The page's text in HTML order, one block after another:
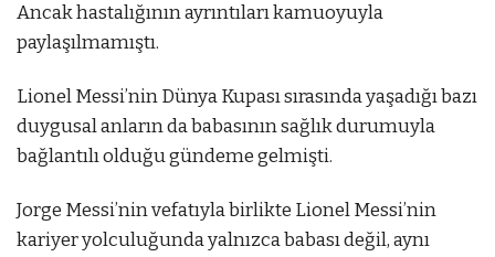
Ancak hastalığının ayrıntıları kamuoyuyla
paylaşılmamıştı.
Lionel Messi’nin Dünya Kupası sırasında yaşadığı bazı
duygusal anların da babasının sağlık durumuyla
bağlantılı olduğu gündeme gelmişti.
Jorge Messi’nin vefatıyla birlikte Lionel Messi’nin
kariyer yolculuğunda yalnızca babası değil, aynı